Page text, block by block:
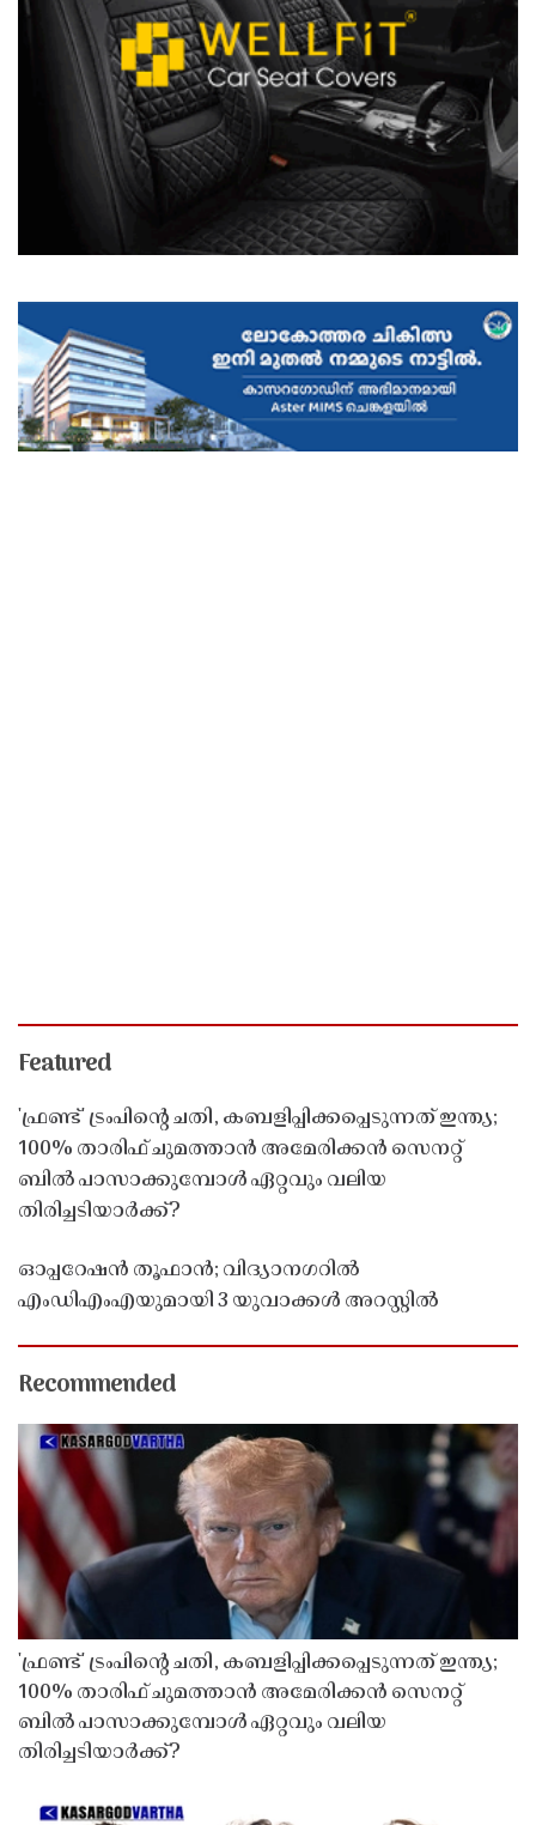
Featured
'ഫ്രണ്ട്' ട്രംപിന്റെ ചതി, കബളിപ്പിക്കപ്പെടുന്നത് ഇന്ത്യ;
100% താരിഫ് ചുമത്താൻ അമേരിക്കൻ സെനറ്റ്
ബിൽ പാസാക്കുമ്പോൾ ഏറ്റവും വലിയ
തിരിച്ചടിയാർക്ക്?
ഓപ്പറേഷൻ തൂഫാൻ; വിദ്യാനഗറിൽ
എംഡിഎംഎയുമായി 3 യുവാക്കൾ അറസ്റ്റിൽ
Recommended
'ഫ്രണ്ട്' ട്രംപിന്റെ ചതി, കബളിപ്പിക്കപ്പെടുന്നത് ഇന്ത്യ;
100% താരിഫ് ചുമത്താൻ അമേരിക്കൻ സെനറ്റ്
ബിൽ പാസാക്കുമ്പോൾ ഏറ്റവും വലിയ
തിരിച്ചടിയാർക്ക്?